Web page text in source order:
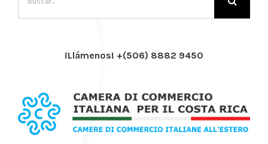
¡Llámenos! +(506) 8882 9450